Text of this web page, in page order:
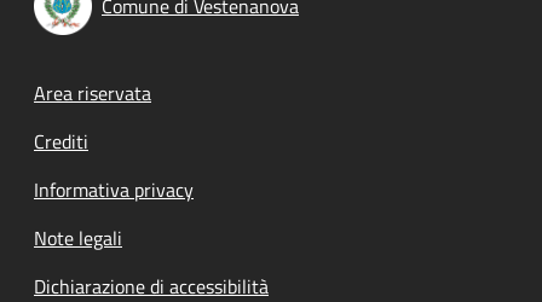
Comune di Vestenanova
Footer menu
Area riservata
Crediti
Informativa privacy
Note legali
Dichiarazione di accessibilità